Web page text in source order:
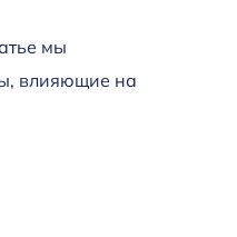
мы
влияющие на